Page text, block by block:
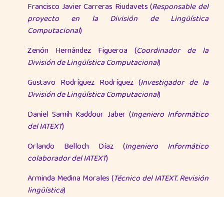
Francisco Javier Carreras Riudavets (Responsable del
proyecto en la División de Lingüística
Computacional)
Zenón Hernández Figueroa (Coordinador de la
División de Lingüística Computacional)
Gustavo Rodríguez Rodríguez (Investigador de la
División de Lingüística Computacional)
Daniel Samih Kaddour Jaber (Ingeniero Informático
del IATEXT)
Orlando Belloch Díaz (Ingeniero Informático
colaborador del IATEXT)
Arminda Medina Morales (Técnico del IATEXT. Revisión
lingüística)